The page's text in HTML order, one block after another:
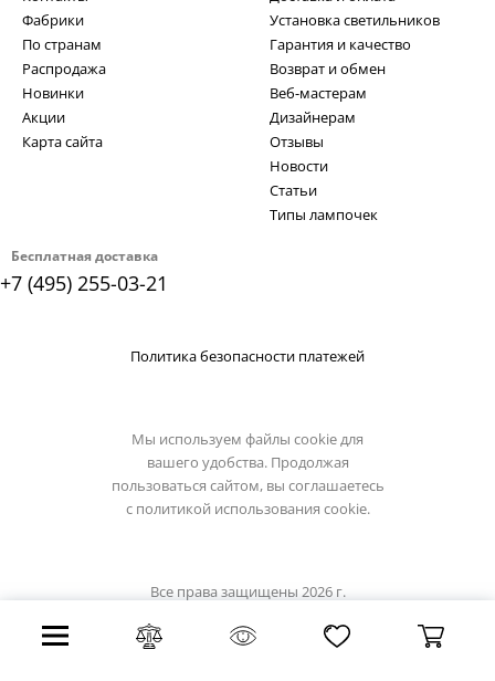
Бесплатная доставка
+7 (495) 255-03-21
Фабрики
По странам
Распродажа
Новинки
Акции
Карта сайта
Установка светильников
Гарантия и качество
Возврат и обмен
Веб-мастерам
Дизайнерам
Отзывы
Новости
Статьи
Типы лампочек
Политика безопасности платежей
Мы используем файлы cookie для
вашего удобства. Продолжая
пользоваться сайтом, вы соглашаетесь
с политикой использования cookie.
Все права защищены 2026 г.